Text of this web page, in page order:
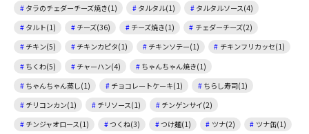
タラのチェダーチーズ焼き(1)
タルタル(1)
タルタルソース(4)
タルト(1)
チーズ(36) チーズ焼き(1)
チェダーチーズ(2)
チキン(5)
チキンカピタ(1) チキンソテー(1)
チキンフリカッセ(1)
ちくわ(5)
チャーハン(4)
ちゃんちゃん焼き(1)
ちゃんちゃん蒸し(1)
チョコレートケーキ(1)
ちらし寿司(1)
チリコンカン(1)
チリソース(1)
チンゲンサイ(2)
チンジャオロース(1)
つくね(3) つけ麺(1) ツナ(2)
ツナ缶(1)